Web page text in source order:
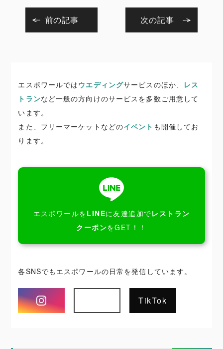
前の記事 次の記事
エスポワールではウエディングサービスのほか、 レス
トランなど一般の方向けのサービスを多数ご用意して
います。
また、フリーマーケットなどのイベント も開催してお
ります。
エスポワールをLINEに友達追加でレストラン
クーポンをGET！！
各SNSでもエスポワールの日常を発信しています。
Instagram
TikTok